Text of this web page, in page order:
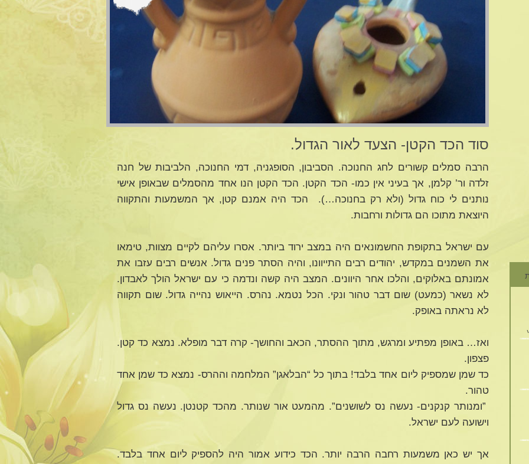
סוד הכד הקטן- הצעד לאור הגדול.
הרבה סמלים קשורים לחג החנוכה. הסביבון, הסופגניה, דמי החנוכה, הלביבות של חנה
זלדה ור’ קלמן, אך בעיני אין כמו- הכד הקטן. הכד הקטן הנו אחד מהסמלים שבאופן אישי
נותנים לי כוח גדול (ולא רק בחנוכה…). הכד היה אמנם קטן, אך המשמעות והתקווה
היוצאת מתוכו הם גדולות ורחבות.
עם ישראל בתקופת החשמונאים היה במצב ירוד ביותר. אסרו עליהם לקיים מצוות, טימאו
את השמנים במקדש, יהודים רבים התייוונו, והיה הסתר פנים גדול. אנשים רבים עזבו את
אמונתם באלוקים, והלכו אחר היוונים. המצב היה קשה ונדמה כי עם ישראל הולך לאבדון.
לא נשאר (כמעט) שום דבר טהור ונקי. הכל נטמא. נהרס. הייאוש נהייה גדול. שום תקווה
לא נראתה באופק.
ואז… באופן מפתיע ומרגש, מתוך ההסתר, הכאב והחושך- קרה דבר מופלא. נמצא כד קטן.
פצפון.
כד שמן שמספיק ליום אחד בלבד! בתוך כל “הבלאגן” המלחמה וההרס- נמצא כד שמן אחד
טהור.
”ומנותר קנקנים- נעשה נס לשושנים”. מהמעט אור שנותר. מהכד קטנטן. נעשה נס גדול
וישועה לעם ישראל.
אך יש כאן משמעות רחבה הרבה יותר. הכד כידוע אמור היה להספיק ליום אחד בלבד.